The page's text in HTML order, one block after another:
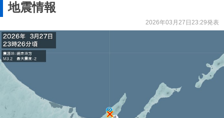
地震情報
2026年03月27日23:29発表